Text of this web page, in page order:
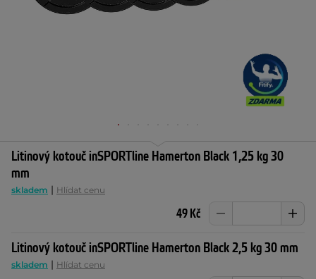
Litinový kotouč inSPORTline Hamerton Black 1,25 kg 30
mm
skladem | Hlídat cenu
49 Kč
Litinový kotouč inSPORTline Hamerton Black 2,5 kg 30 mm
skladem | Hlídat cenu